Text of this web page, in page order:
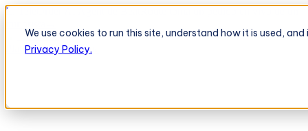
We use cookies to run this site, understand how it is used,
Privacy Policy.
El TeleOrder AI Agent de BeatRoute toma un pedido en vivo de un
PlataformaPlataforma